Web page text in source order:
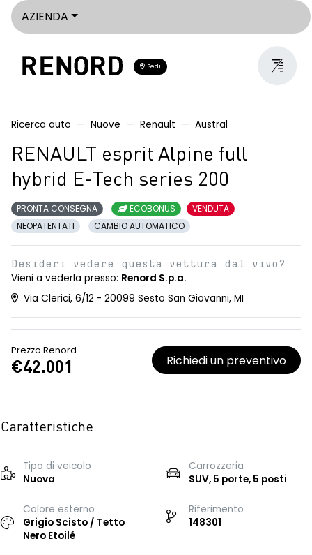
AZIENDA
Sedi
Ricerca auto Nuove Renault Austral
RENAULT esprit Alpine full
hybrid E-Tech series 200
PRONTA CONSEGNA ECOBONUS
VENDUTA
NEOPATENTATI
CAMBIO AUTOMATICO
Desideri vedere questa vettura dal vivo?
Vieni a vederla presso: Renord S.p.a.
Via Clerici, 6/12 - 20099 Sesto San Giovanni, MI
Prezzo Renord
€42.001 Richiedi un preventivo
Caratteristiche
Tipo di veicolo
Nuova
Carrozzeria
SUV, 5 porte, 5 posti
Colore esterno
Grigio Scisto / Tetto
Nero Etoilé
Riferimento
148301